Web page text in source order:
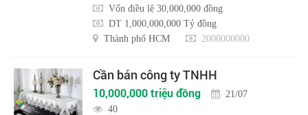
Vốn điều lệ 30,000,000 đồng
DT 1,000,000,000 Tỷ đồng
Thành phố HCM
2000000000
Cần bán công ty TNHH
10,000,000 triệu đồng
21/07
40